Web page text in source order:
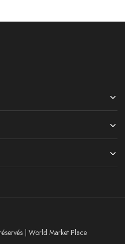
| World Market Place